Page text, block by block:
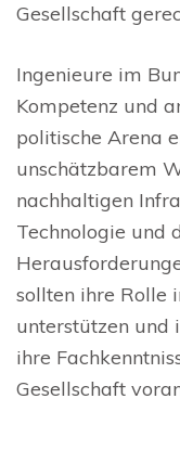
Gesellschaft
Ingenieure im
Kompetenz und
politische Arena
unschätzbarem
nachhaltigen
Technologie und
sollten ihre Rolle
unterstützen und
ihre
Gesellschaft